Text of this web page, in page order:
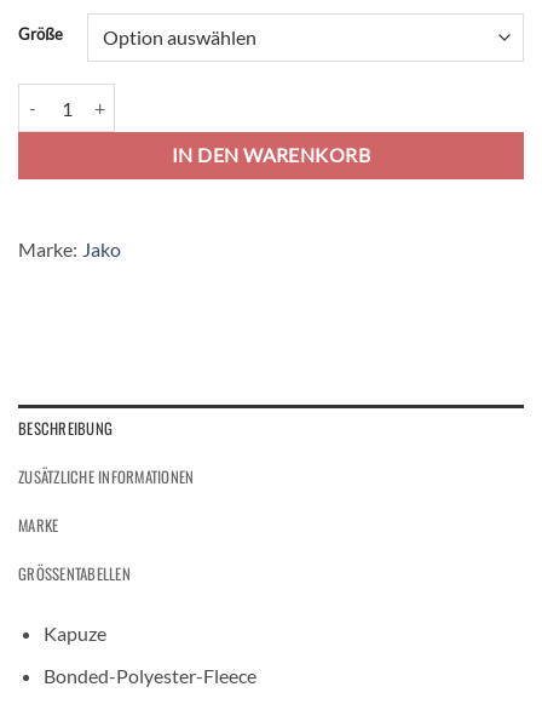
Größe
IN DEN WARENKORB
Alternative:
Marke: Jako
BESCHREIBUNG
ZUSÄTZLICHE INFORMATIONEN
MARKE
GRÖSSENTABELLEN
Kapuze
Bonded-Polyester-Fleece